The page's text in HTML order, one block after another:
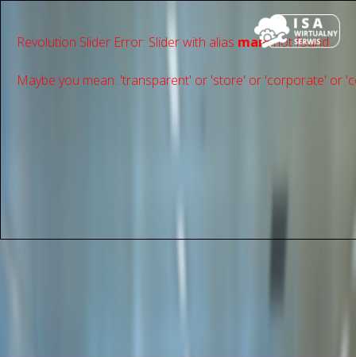
Revolution Slider Error: Slider with alias mainnot found.
Maybe you mean: 'transparent' or 'store' or 'сorporate' or